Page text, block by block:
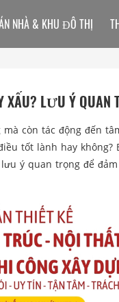
XẤU? LƯU Ý QUAN
còn tác động đến
tốt lành hay
ý quan trọng để
NHÀ & KHU ĐÔ THỊ